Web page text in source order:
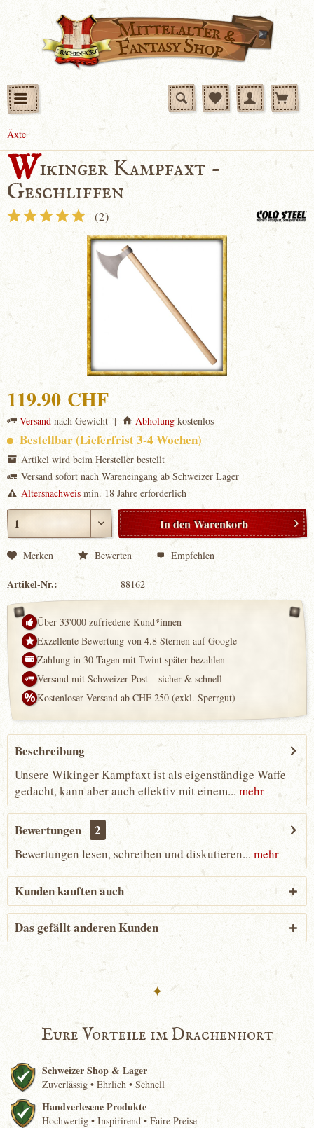
Äxte
Wikinger Kampfaxt -
Geschliffen
(2)
119.90 CHF
Versand nach Gewicht | Abholungkostenlos
Bestellbar (Lieferfrist 3-4 Wochen)
Artikel wird beim Hersteller bestellt
Versand sofort nach Wareneingang ab Schweizer Lager
Altersnachweis min. 18 Jahre erforderlich
In denWarenkorb
Merken Bewerten Empfehlen
Artikel-Nr.: 88162
Über 33'000 zufriedene Kund*innen
Exzellente Bewertung von 4.8 Sternen auf Google
Zahlung in 30 Tagen mit Twint später bezahlen
Versand mit Schweizer Post – sicher & schnell
Kostenloser Versand ab CHF 250 (exkl. Sperrgut)
Beschreibung
Unsere Wikinger Kampfaxt ist als eigenständige Waffe
gedacht, kann aber auch effektiv mit einem... mehr
Bewertungen 2
Bewertungen lesen, schreiben und diskutieren... mehr
Kunden kauften auch
Das gefällt anderen Kunden
✦
Eure Vorteile im Drachenhort
Schweizer Shop & Lager
Zuverlässig • Ehrlich • Schnell
Handverlesene Produkte
Hochwertig • Inspirirend • Faire Preise